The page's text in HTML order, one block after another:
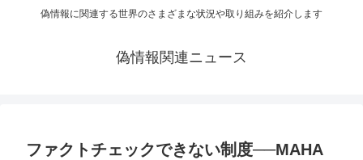
偽情報に関連する世界のさまざまな状況や取り組みを紹介します
偽情報関連ニュース
ファクトチェックできない制度──MAHA